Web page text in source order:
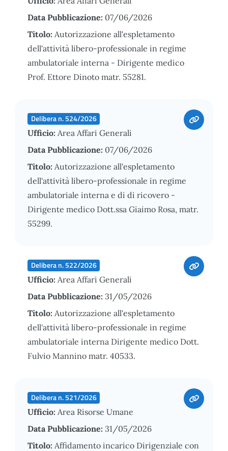
Data Pubblicazione: 07/06/2026
Titolo: Autorizzazione all'espletamento
dell'attività libero-professionale in regime
ambulatoriale interna - Dirigente medico
Prof. Ettore Dinoto matr. 55281.
Delibera n. 524/2026
Ufficio: Area Affari Generali
Data Pubblicazione: 07/06/2026
Titolo: Autorizzazione all'espletamento
dell'attività libero-professionale in regime
ambulatoriale interna e di di ricovero -
Dirigente medico Dott.ssa Giaimo Rosa, matr.
55299.
Delibera n. 522/2026
Ufficio: Area Affari Generali
Data Pubblicazione: 31/05/2026
Titolo: Autorizzazione all'espletamento
dell'attività libero-professionale in regime
ambulatoriale interna Dirigente medico Dott.
Fulvio Mannino matr. 40533.
Delibera n. 521/2026
Ufficio: Area Risorse Umane
Data Pubblicazione: 31/05/2026
Titolo: Affidamento incarico Dirigenziale con